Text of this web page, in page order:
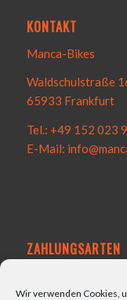
Wir verwenden Cookies,
KONTAKT
Manca-Bikes
Waldschulstraße
65933 Frankfurt
Tel.: +49 152 023
E-Mail:
ZAHLUNGSARTEN